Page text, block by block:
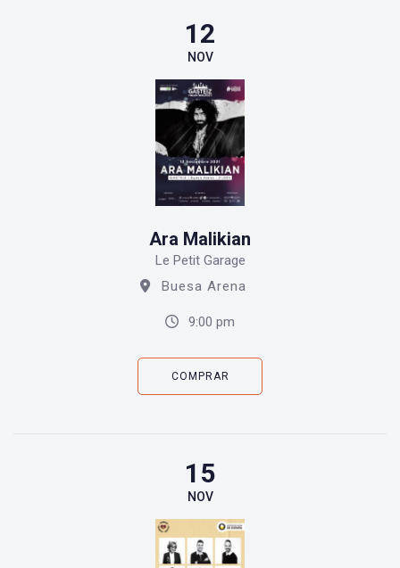
12
NOV
Ara Malikian
Le Petit Garage
Buesa Arena
9:00 pm
COMPRAR
15
NOV